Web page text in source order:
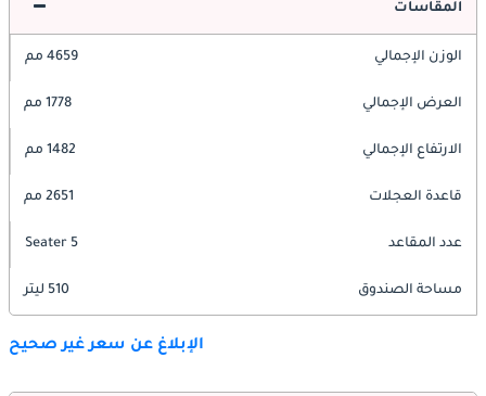
المقاسات
الوزن الإجمالي 4659 مم
العرض الإجمالي 1778 مم
الارتفاع الإجمالي 1482 مم
قاعدة العجلات 2651 مم
عدد المقاعد 5 Seater
مساحة الصندوق 510 ليتر
الإبلاغ عن سعر غير صحيح